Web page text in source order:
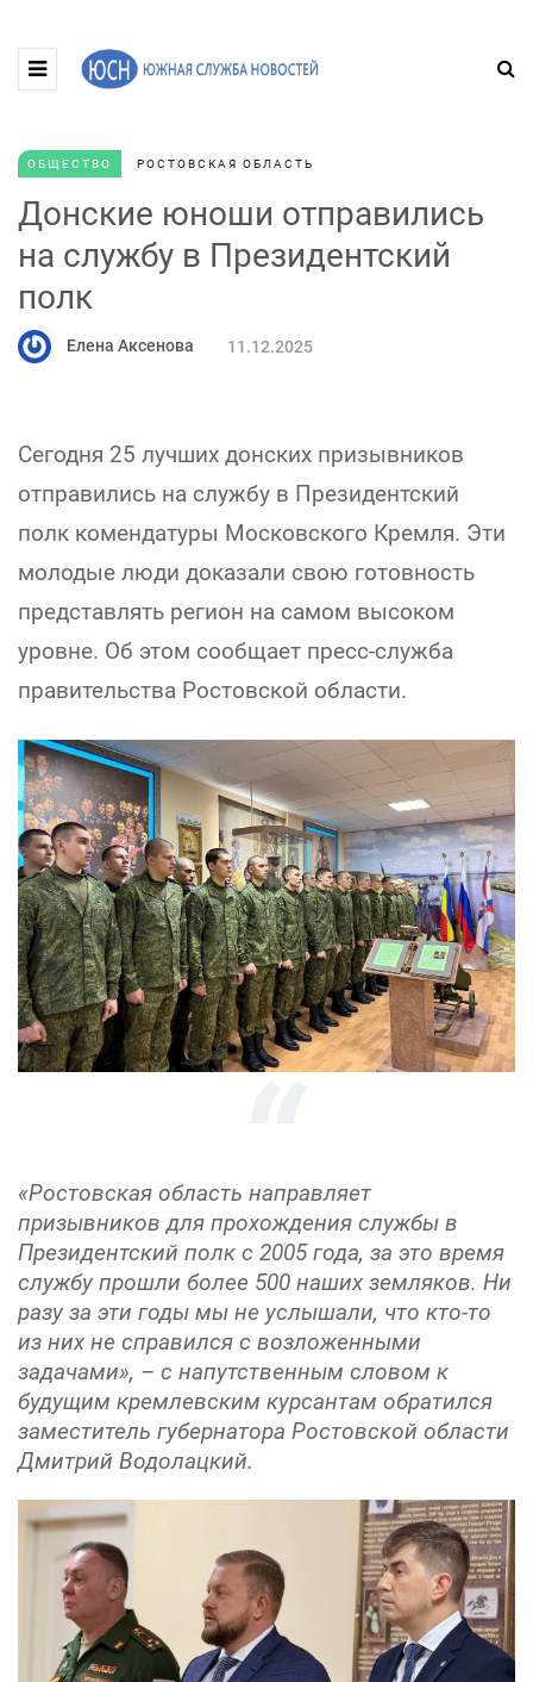
ОБЩЕСТВО РОСТОВСКАЯ ОБЛАСТЬ
Донские юноши отправились
на службу в Президентский
полк
Елена Аксенова 11.12.2025
Сегодня 25 лучших донских призывников
отправились на службу в Президентский
полк комендатуры Московского Кремля. Эти
молодые люди доказали свою готовность
представлять регион на самом высоком
уровне. Об этом сообщает пресс-служба
правительства Ростовской области.
«Ростовская область направляет
призывников для прохождения службы в
Президентский полк с 2005 года, за это время
службу прошли более 500 наших земляков. Ни
разу за эти годы мы не услышали, что кто-то
из них не справился с возложенными
задачами», – с напутственным словом к
будущим кремлевским курсантам обратился
заместитель губернатора Ростовской области
Дмитрий Водолацкий.